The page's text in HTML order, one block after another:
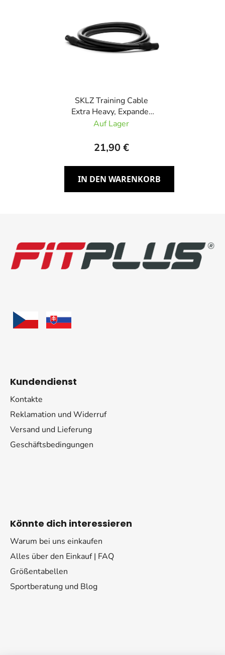
SKLZ Training Cable
Extra Heavy, Expander
Schwarz
Auf Lager
21,90 €
IN DEN WARENKORB
Kundendienst
Kontakte
Reklamation und Widerruf
Versand und Lieferung
Geschäftsbedingungen
Könnte dich interessieren
Warum bei uns einkaufen
Alles über den Einkauf | FAQ
Größentabellen
Sportberatung und Blog